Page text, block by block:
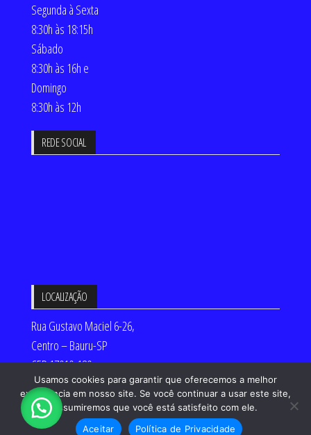
Segunda à Sexta
8:30h às 18:15h
Sábado
8:30h às 16h e
Domingo
8:30h às 12h
REDE SOCIAL
LOCALIZAÇÃO
Rua Gustavo Maciel 6-26,
Centro – Bauru-SP
CEP 17010-180
Desenvolvido por:
Usamos cookies para garantir que oferecemos a melhor
experiência em nosso site. Se você continuar a usar este site,
assumiremos que você está satisfeito com ele.
Aceitar
Política de Privacidade